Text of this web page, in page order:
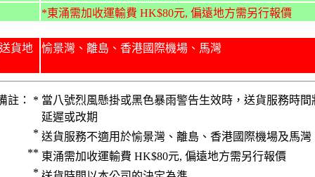
*東涌需加收運輸費 HK$80元, 偏遠地方需另行報價
貨地
愉景灣、離島、香港國際機場、馬灣
註： * 當八號烈風懸掛或黑色暴雨警告生效時，送貨服務時間
延遲或改期
* 送貨服務不適用於愉景灣、離島、香港國際機場及馬灣
** 東涌需加收運輸費 HK$80元, 偏遠地方需另行報價
*